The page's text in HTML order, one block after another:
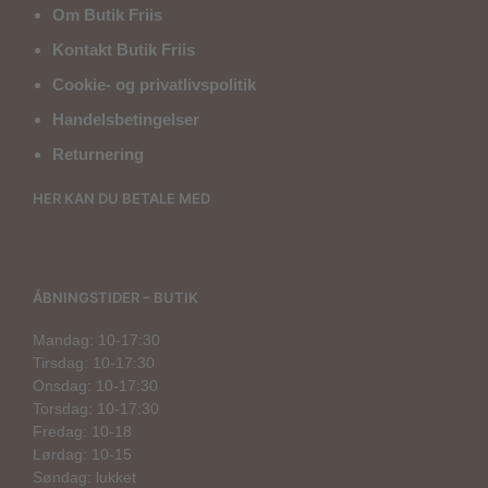
Om Butik Friis
Kontakt Butik Friis
Cookie- og privatlivspolitik
Handelsbetingelser
Returnering
HER KAN DU BETALE MED
ÅBNINGSTIDER – BUTIK
Mandag: 10-17:30
Tirsdag: 10-17:30
Onsdag: 10-17:30
Torsdag: 10-17:30
Fredag: 10-18
Lørdag: 10-15
Søndag: lukket